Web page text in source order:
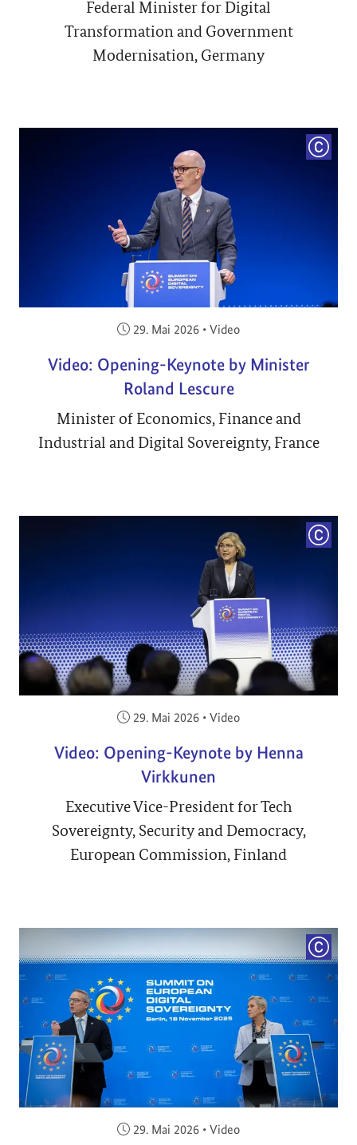
Federal Minister for Digital
Transformation and Government
Modernisation, Germany
Veröffentlicht am:
29. Mai 2026 • Video
Video: Opening-Keynote by Minister
Roland Lescure
Minister of Economics, Finance and
Industrial and Digital Sovereignty, France
Veröffentlicht am:
29. Mai 2026 • Video
Video: Opening-Keynote by Henna
Virkkunen
Executive Vice-President for Tech
Sovereignty, Security and Democracy,
European Commission, Finland
Veröffentlicht am:
29. Mai 2026 • Video